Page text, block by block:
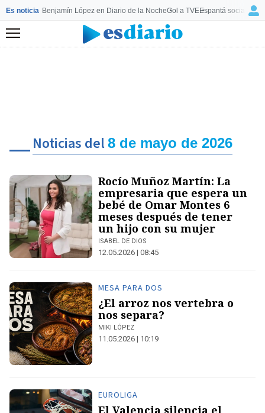
Es noticia Benjamín López en Diario de la NocheGol a TVEEspantá socialista
Menú
Noticias del8 de mayo de 2026
Rocío Muñoz Martín: La
empresaria que espera un
bebé de Omar Montes 6
meses después de tener
un hijo con su mujer
ISABEL DE DIOS
12.05.2026 | 08:45
MESA PARA DOS
¿El arroz nos vertebra o
nos separa?
MIKI LÓPEZ
11.05.2026 | 10:19
EUROLIGA
El Valencia silencia el